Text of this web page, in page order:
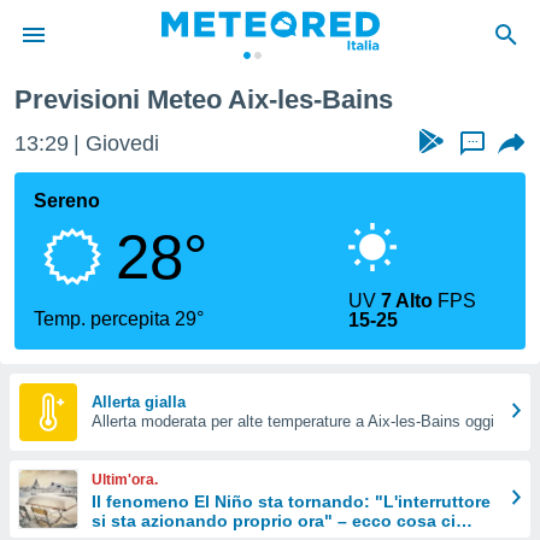
di
per
le
di
Web
le
Previsioni Meteo Aix-les-Bains
13:29 Giovedi ...
Sereno
28°
Temp. percepita 29°
UV7 Alto FPS
15-25
Allerta gialla
Allerta moderata per alte temperature a Aix-les-Bains oggi
Ultim'ora.
Il fenomeno El Niño sta tornando: "L'interruttore
si sta azionando proprio ora" – ecco cosa ci